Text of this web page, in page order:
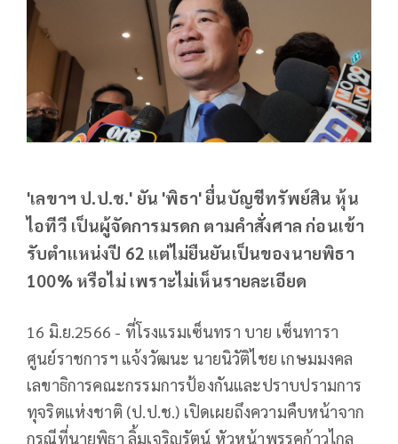
'เลขาฯ ป.ป.ช.' ยัน 'พิธา' ยื่นบัญชีทรัพย์สิน หุ้น
ไอทีวี เป็นผู้จัดการมรดก ตามคำสั่งศาล ก่อนเข้า
รับตำแหน่งปี 62 แต่ไม่ยืนยันเป็นของนายพิธา
100% หรือไม่ เพราะไม่เห็นรายละเอียด
16 มิ.ย.2566 - ที่โรงแรมเซ็นทรา บาย เซ็นทารา
ศูนย์ราชการ​ฯ แจ้งวัฒนะ​ นายนิวัติไชย เกษมมงคล
เลขาธิการคณะกรรมการป้องกันและปราบปรามการ
ทุจริตแห่งชาติ (ป.ป.ช.) เปิดเผยถึงความคืบหน้าจาก
กรณีที่นายพิธา ลิ้มเจริญรัตน์ หัวหน้าพรรคก้าวไกล